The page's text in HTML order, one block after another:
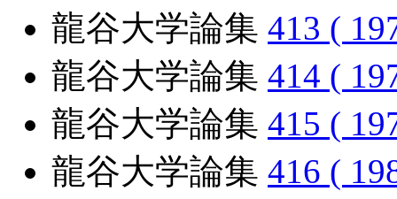
龍谷大学論集 413 (
龍谷大学論集 414 (
龍谷大学論集 415 (
龍谷大学論集 416 (